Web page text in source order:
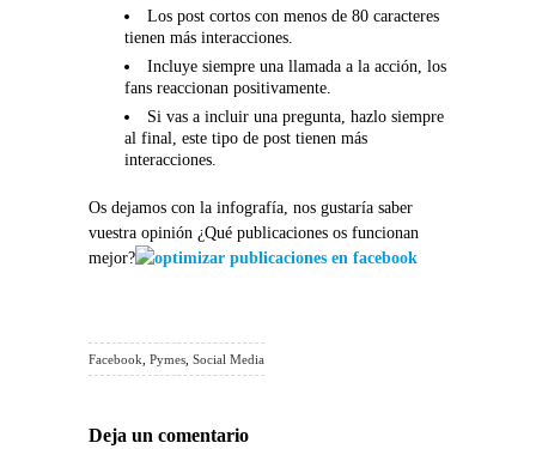
Los post cortos con menos de 80 caracteres
tienen más interacciones.
Incluye siempre una llamada a la acción, los
fans reaccionan positivamente.
Si vas a incluir una pregunta, hazlo siempre
al final, este tipo de post tienen más
interacciones.
Os dejamos con la infografía, nos gustaría saber
vuestra opinión ¿Qué publicaciones os funcionan
mejor?
Facebook Pymes Social Media
Deja un comentario